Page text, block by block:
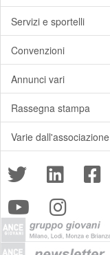
Servizi e sportelli
Convenzioni
Annunci vari
Rassegna stampa
Varie dall'associazione